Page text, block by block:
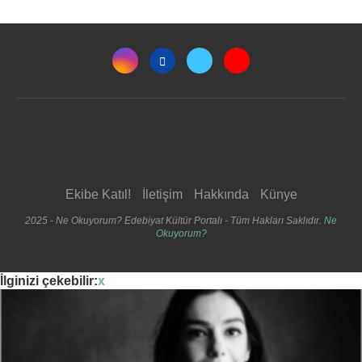
Ekibe Katıl! İletişim Hakkında Künye
2025 - Ne Okuyorum? Edebiyat Kültür Portalı - Tüm Hakları Saklıdır. Ne
Okuyorum?
İlginizi çekebilir:x